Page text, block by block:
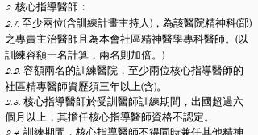
2. 核心指導醫師：
2.1. 至少兩位(含訓練計畫主持人) ，為該醫院精神科(部)
之專責主治醫師且為本會社區精神醫學專科醫師。 (以
訓練容額一名計算，兩名則加倍。 )
2.2. 容額兩名的訓練醫院，至少兩位核心指導醫師的
社區精專醫師資歷須三年以上(含)。
2.3. 核心指導醫師於受訓醫師訓練期間，出國超過六
個月以上，其擔任核心指導醫師資格不認定。